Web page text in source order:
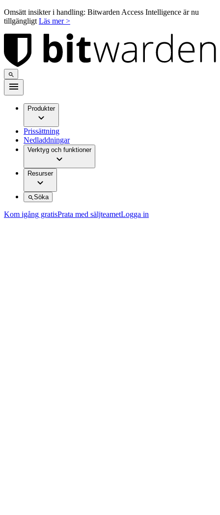
Omsätt insikter i handling: Bitwarden Access Intelligence är nu
tillgängligt Läs mer >
Produkter
Prissättning
Nedladdningar
Verktyg och funktioner
Resurser
Söka
Kom igång gratisPrata med säljteametLogga in